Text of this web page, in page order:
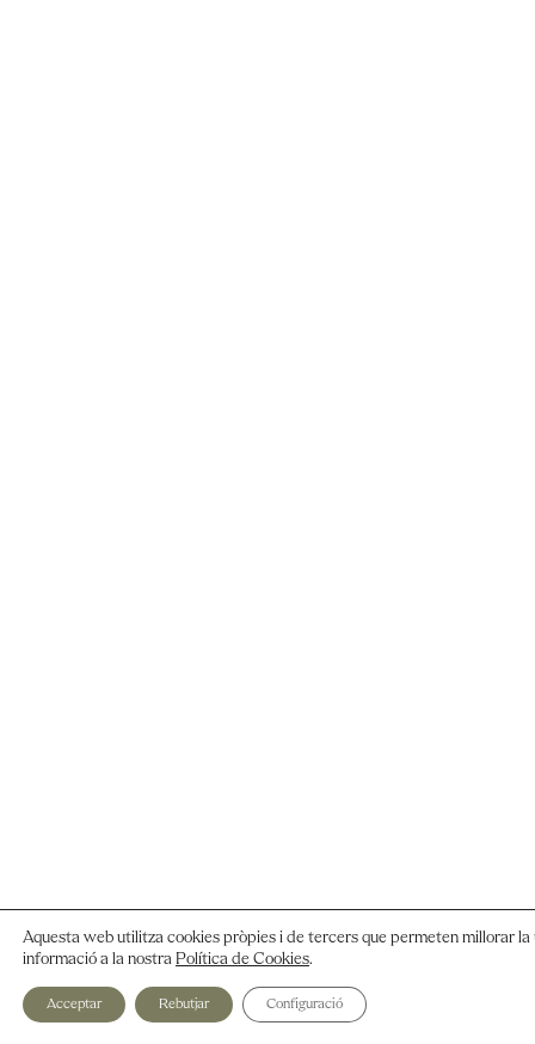
Aquesta web utilitza cookies pròpies i de tercers que permeten millorar
informació a la nostra Política de Cookies.
Acceptar Rebutjar Configuració